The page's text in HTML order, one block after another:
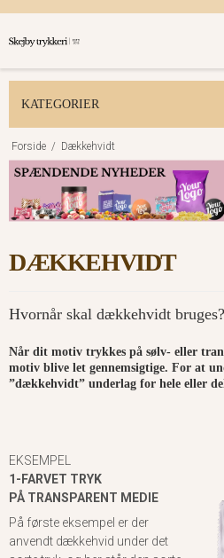
KATEGORIER
Forside / Dækkehvidt
DÆKKEHVIDT
Hvornår skal dækkehvidt bruges?
Når dit motiv trykkes på sølv- eller
motiv blive let gennemsigtige. For at
”dækkehvidt” underlag for hele eller
EKSEMPEL
1-FARVET TRYK
PÅ TRANSPARENT MEDIE
På første eksempel er der
anvendt dækkehvid under det